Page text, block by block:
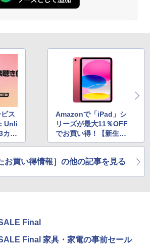
ス
Unli
カ月
Amazonで「iPad」シ
リーズが最大11％OFF
でお買い得！【新生活
SALE FINAL】
お買い得情報］の他の記事を見る
Final
Final 家具・家電の事前セール